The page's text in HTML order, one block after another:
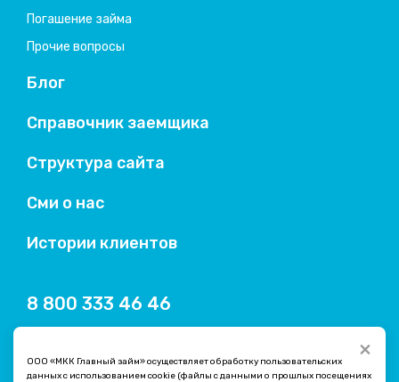
×
ООО «МКК Главный займ» осуществляет обработку пользовательских
данных с использованием cookie (файлы с данными о прошлых посещениях
Погашение займа
Прочие вопросы
Блог
Справочник заемщика
Структура сайта
Сми о нас
Истории клиентов
8 800 333 46 46